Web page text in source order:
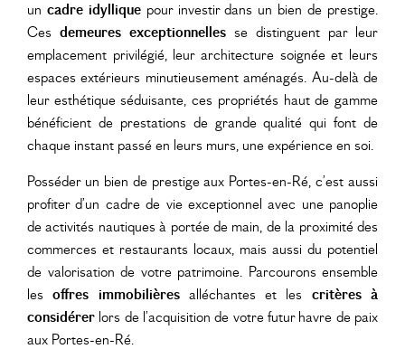
un cadre idylliquepour investir dans un bien de prestige.
Ces demeures exceptionnelles se distinguent par leur
emplacement privilégié, leurarchitecture soignéeet leurs
espaces extérieurs minutieusement aménagés. Au-delà de
leur esthétique séduisante, ces propriétés haut de gamme
bénéficient de prestations de grande qualité qui font de
chaque instant passé en leurs murs, une expérience en soi.
Posséder un bien de prestige aux Portes-en-Ré, c’est aussi
profiter d’un cadre de vie exceptionnel avec une panoplie
deactivités nautiques à portée de main, de la proximité des
commerces et restaurants locaux, mais aussi du potentiel
de valorisation de votre patrimoine. Parcourons ensemble
lesoffres immobilièresalléchantes et les critères à
considérer lors de l’acquisition de votre futur havre de paix
aux Portes-en-Ré.